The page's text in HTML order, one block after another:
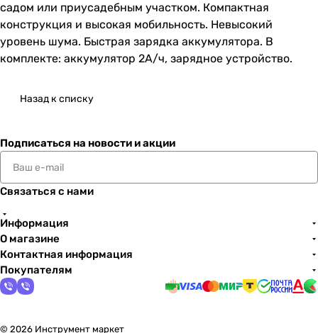
садом или приусадебным участком. Компактная
конструкция и высокая мобильность. Невысокий
уровень шума. Быстрая зарядка аккумулятора. В
комплекте: аккумулятор 2А/ч, зарядное устройство.
Назад к списку
Подписаться на новости и акции
Связаться с нами
Информация
О магазине
Контактная информация
Покупателям
© 2026 Инструмент маркет